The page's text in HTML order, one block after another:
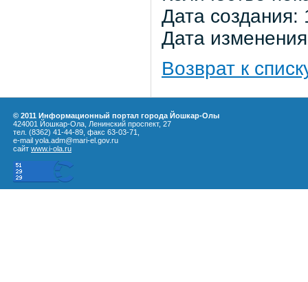
Дата
Дата
Возврат к
© 2011 Информационный портал города Йошкар-Олы
424001 Йошкар-Ола, Ленинский проспект, 27
тел. (8362) 41-44-89, факс 63-03-71,
e-mail yola.adm@mari-el.gov.ru
сайт www.i-ola.ru